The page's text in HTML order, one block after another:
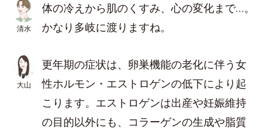
清水
体の冷えから肌のくすみ、心の変化まで…。
かなり多岐に渡りますね。
大山
更年期の症状は、卵巣機能の老化に伴う女
性ホルモン・エストロゲンの低下により起
こります。エストロゲンは出産や妊娠維持
の目的以外にも、コラーゲンの生成や脂質